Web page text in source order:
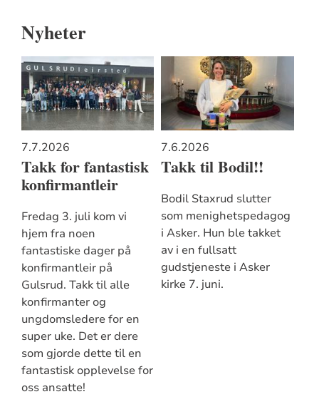
Nyheter
7.7.2026
Takk for fantastisk
konfirmantleir
Fredag 3. juli kom vi
hjem fra noen
fantastiske dager på
konfirmantleir på
Gulsrud. Takk til alle
konfirmanter og
ungdomsledere for en
super uke. Det er dere
som gjorde dette til en
fantastisk opplevelse for
oss ansatte!
7.6.2026
Takk til Bodil!!
Bodil Staxrud slutter
som menighetspedagog
i Asker. Hun ble takket
av i en fullsatt
gudstjeneste i Asker
kirke 7. juni.